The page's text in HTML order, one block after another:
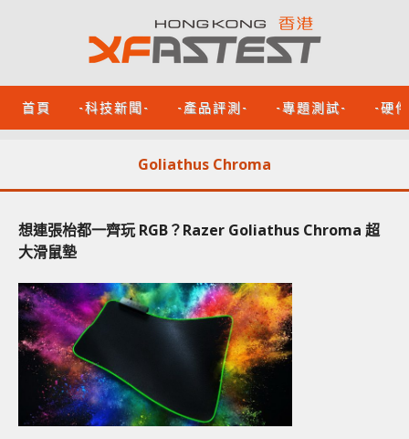
首頁 -科技新聞- -產品評測- -專題測試- -硬
Goliathus Chroma
想連張枱都一齊玩 RGB？Razer Goliathus Chroma 超
大滑鼠墊